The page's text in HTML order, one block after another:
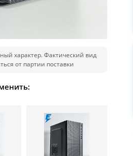
характер. Фактический вид
от партии поставки